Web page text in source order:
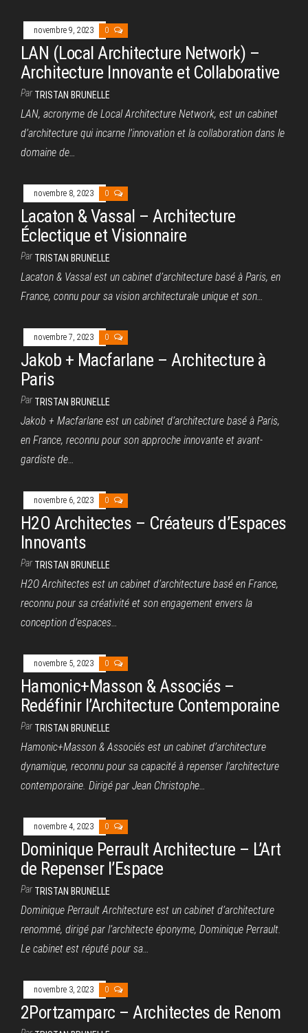
novembre 9, 2023 0
LAN (Local Architecture Network) –
Architecture Innovante et Collaborative
ParTRISTAN BRUNELLE
LAN, acronyme de Local Architecture Network, est un cabinet
d’architecture qui incarne l’innovation et la collaboration dans le
domaine de…
novembre 8, 2023 0
Lacaton & Vassal – Architecture
Éclectique et Visionnaire
ParTRISTAN BRUNELLE
Lacaton & Vassal est un cabinet d’architecture basé à Paris, en
France, connu pour sa vision architecturale unique et son…
novembre 7, 2023 0
Jakob + Macfarlane – Architecture à
Paris
ParTRISTAN BRUNELLE
Jakob + Macfarlane est un cabinet d’architecture basé à Paris,
en France, reconnu pour son approche innovante et avant-
gardiste de…
novembre 6, 2023 0
H2O Architectes – Créateurs d’Espaces
Innovants
ParTRISTAN BRUNELLE
H2O Architectes est un cabinet d’architecture basé en France,
reconnu pour sa créativité et son engagement envers la
conception d’espaces…
novembre 5, 2023 0
Hamonic+Masson & Associés –
Redéfinir l’Architecture Contemporaine
ParTRISTAN BRUNELLE
Hamonic+Masson & Associés est un cabinet d’architecture
dynamique, reconnu pour sa capacité à repenser l’architecture
contemporaine. Dirigé par Jean Christophe…
novembre 4, 2023 0
Dominique Perrault Architecture – L’Art
de Repenser l’Espace
ParTRISTAN BRUNELLE
Dominique Perrault Architecture est un cabinet d’architecture
renommé, dirigé par l’architecte éponyme, Dominique Perrault.
Le cabinet est réputé pour sa…
novembre 3, 2023 0
2Portzamparc – Architectes de Renom